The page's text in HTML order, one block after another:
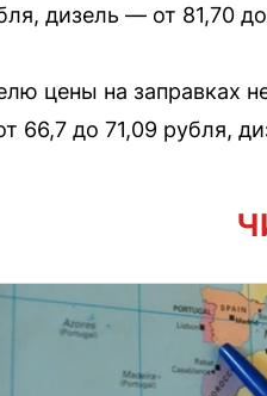
дизель — от 81,70
цены на заправках
66,7 до 71,09 рубля,